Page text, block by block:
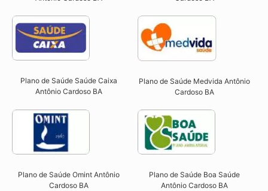
Plano de Saúde Saúde Caixa
Antônio Cardoso BA​
Plano de Saúde Medvida Antônio
Cardoso BA
Plano de Saúde Omint Antônio
Cardoso BA​
Plano de Saúde Boa Saúde
Antônio Cardoso BA​